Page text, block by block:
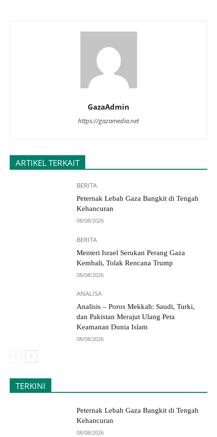
GazaAdmin
https://gazamedia.net
ARTIKEL TERKAIT
BERITA
Peternak Lebah Gaza Bangkit di Tengah
Kehancuran
08/08/2026
BERITA
Menteri Israel Serukan Perang Gaza
Kembali, Tolak Rencana Trump
08/08/2026
ANALISA
Analisis – Poros Mekkah: Saudi, Turki,
dan Pakistan Merajut Ulang Peta
Keamanan Dunia Islam
08/08/2026
TERKINI
Peternak Lebah Gaza Bangkit di Tengah
Kehancuran
08/08/2026